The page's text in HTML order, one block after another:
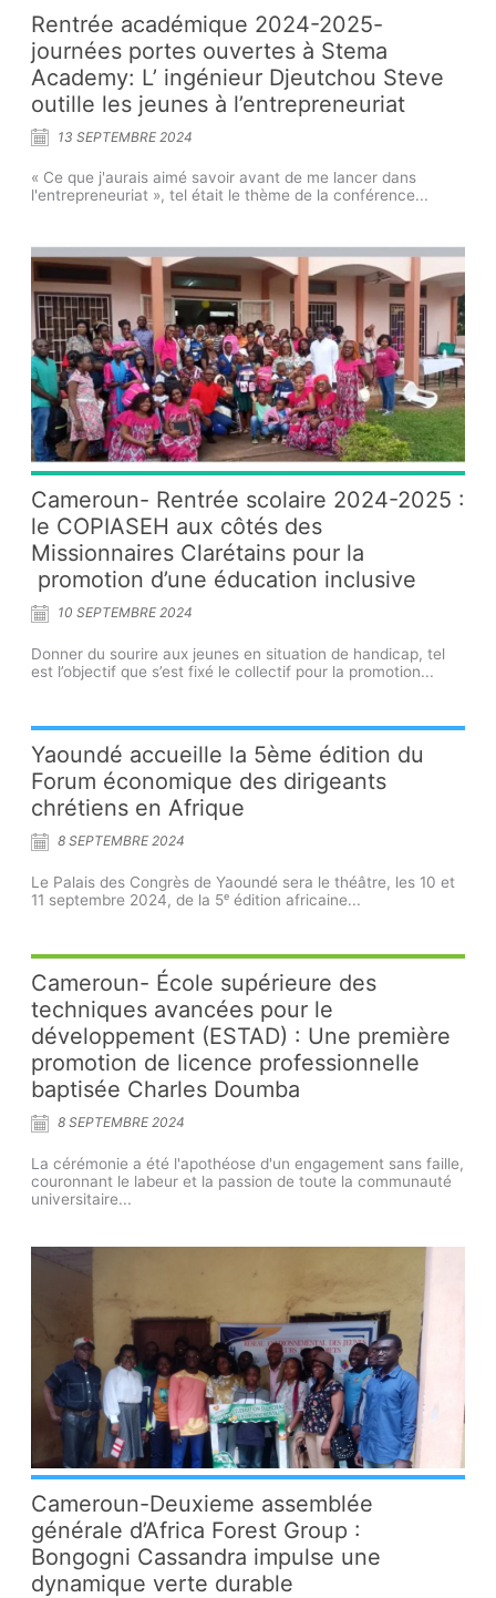
Rentrée académique 2024-2025-
journées portes ouvertes à Stema
Academy: L’ ingénieur Djeutchou Steve
outille les jeunes à l’entrepreneuriat
13 SEPTEMBRE 2024
« Ce que j'aurais aimé savoir avant de me lancer dans
l'entrepreneuriat », tel était le thème de la conférence...
Cameroun- Rentrée scolaire 2024-2025 :
le COPIASEH aux côtés des
Missionnaires Clarétains pour la
promotion d’une éducation inclusive
10 SEPTEMBRE 2024
Donner du sourire aux jeunes en situation de handicap, tel
est l’objectif que s’est fixé le collectif pour la promotion...
Yaoundé accueille la 5ème édition du
Forum économique des dirigeants
chrétiens en Afrique
8 SEPTEMBRE 2024
Le Palais des Congrès de Yaoundé sera le théâtre, les 10 et
11 septembre 2024, de la 5ᵉ édition africaine...
Cameroun- École supérieure des
techniques avancées pour le
développement (ESTAD) : Une première
promotion de licence professionnelle
baptisée Charles Doumba
8 SEPTEMBRE 2024
La cérémonie a été l'apothéose d'un engagement sans faille,
couronnant le labeur et la passion de toute la communauté
universitaire...
Cameroun-Deuxieme assemblée
générale d’Africa Forest Group :
Bongogni Cassandra impulse une
dynamique verte durable